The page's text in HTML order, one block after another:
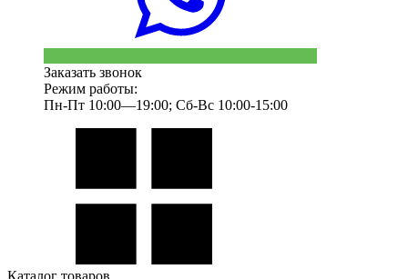
Заказать звонок
Режим работы:
Пн-Пт 10:00—19:00; Сб-Вс 10:00-15:00
Каталог товаров